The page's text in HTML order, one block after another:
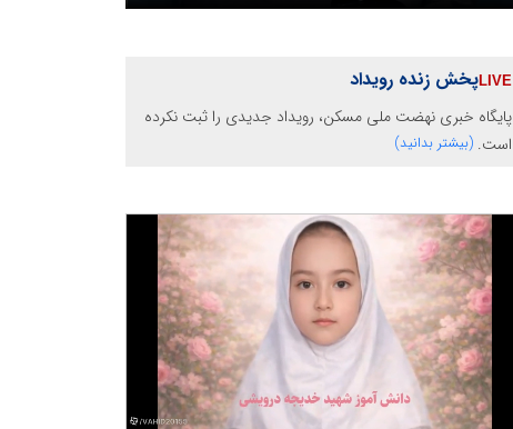
پخش زنده رویداد
پایگاه خبری نهضت ملی مسکن، رویداد جدیدی را ثبت نکرده
است. (بیشتر بدانید)